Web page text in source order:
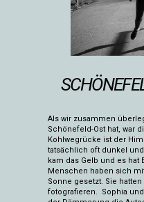
Als wir zusammen
Schönefeld-Ost hat, war
Kohlwegrücke ist der
tatsächlich oft dunkel
kam das Gelb und es hat
Menschen haben sich
Sonne gesetzt. Sie
fotografieren. Sophia